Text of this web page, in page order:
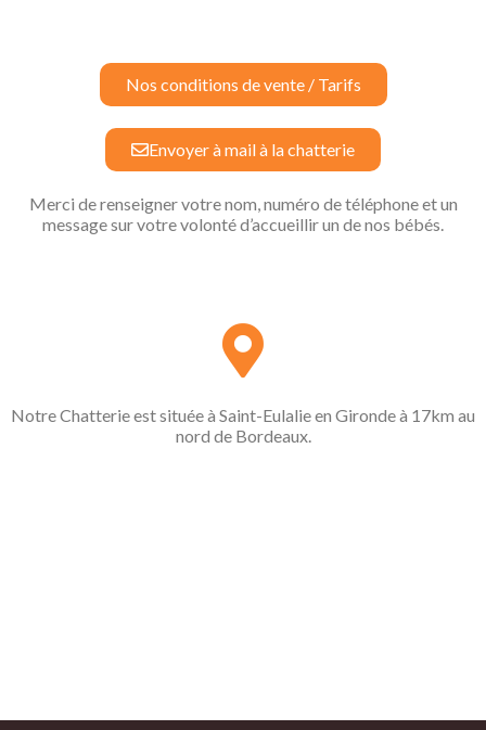
Nos conditions de vente / Tarifs
Envoyer à mail à la chatterie
Merci de renseigner votre nom, numéro de téléphone et un
message sur votre volonté d’accueillir un de nos bébés.
Notre Chatterie est située à Saint-Eulalie en Gironde à 17km au
nord de Bordeaux.